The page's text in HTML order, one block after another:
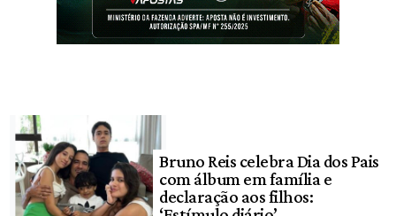
Bruno Reis celebra Dia dos Pais
com álbum em família e
declaração aos filhos: